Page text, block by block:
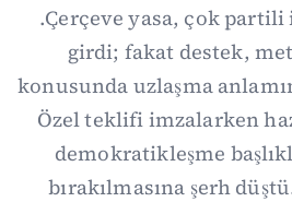
.Çerçeve yasa, çok
girdi; fakat destek,
konusunda uzlaşma
Özel teklifi imzalarken
demokratikleşme
bırakılmasına şerh